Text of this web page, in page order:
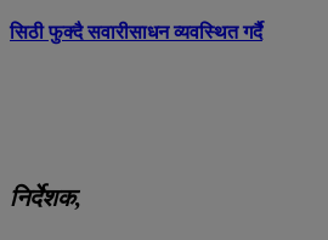
सिठी फुक्दै सवारीसाधन व्यवस्थित गर्दै
निर्देशक,